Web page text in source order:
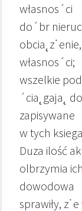
własnos´ci
do´br
własnos´ci;
wszelkie
´cia˛gaja˛
zapisywane
w tych
Duza ilość
olbrzymia
dowodowa
sprawiły,